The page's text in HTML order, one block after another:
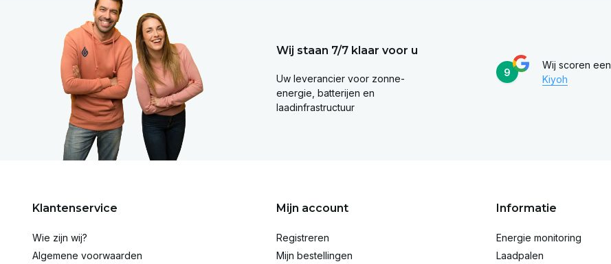
Wij staan 7/7 klaar voor u
Uw leverancier voor zonne-
energie, batterijen en
laadinfrastructuur
9
Wij scoren een
Kiyoh
Klantenservice
Wie zijn wij?
Algemene voorwaarden
Mijn account
Registreren
Mijn bestellingen
Informatie
Energie monitoring
Laadpalen